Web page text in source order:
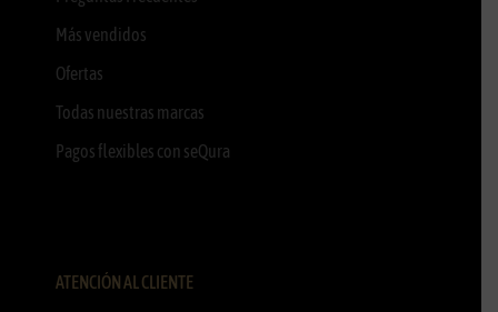
Más vendidos
Ofertas
Todas nuestras marcas
Pagos flexibles con seQura
ATENCIÓN AL CLIENTE